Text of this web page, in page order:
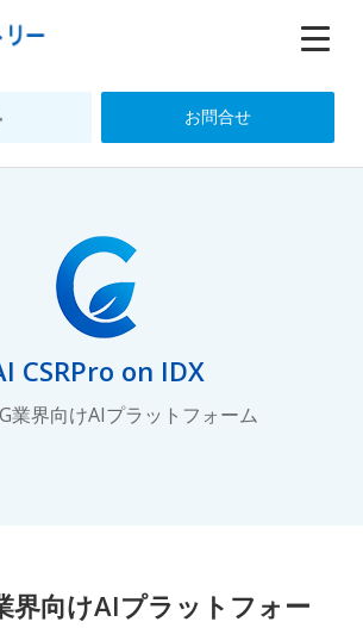
お問合せ
CSRPro on IDX
業界向けAIプラットフォーム
界向けAIプラットフォー